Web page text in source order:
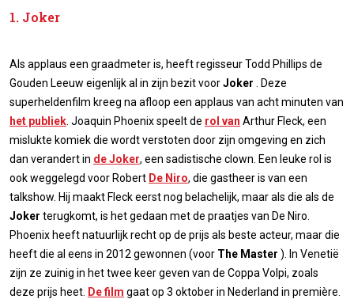
1. Joker
Als applaus een graadmeter is, heeft regisseur Todd Phillips de
Gouden Leeuw eigenlijk al in zijn bezit voorJoker . Deze
superheldenfilm kreeg na afloop een applaus van acht minuten van
het publiek . Joaquin Phoenix speelt de rol van Arthur Fleck, een
mislukte komiek die wordt verstoten door zijn omgeving en zich
dan verandert in de Joker, een sadistische clown. Een leuke rol is
ook weggelegd voor Robert De Niro, die gastheer is van een
talkshow. Hij maakt Fleck eerst nog belachelijk, maar als die als de
Joker terugkomt, is het gedaan met de praatjes van De Niro.
Phoenix heeft natuurlijk recht op de prijs als beste acteur, maar die
heeft die al eens in 2012 gewonnen (voor The Master ). In Venetië
zijn ze zuinig in het twee keer geven van de Coppa Volpi, zoals
deze prijs heet. De film gaat op 3 oktober in Nederland in première.